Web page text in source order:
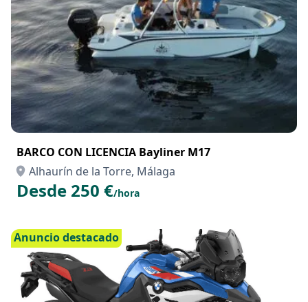
BARCO CON LICENCIA Bayliner M17
Alhaurín de la Torre, Málaga
Desde 250 €/hora
Anuncio destacado